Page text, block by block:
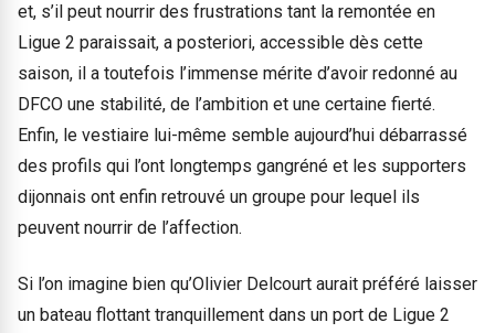
et, s’il peut nourrir des frustrations tant la remontée en
Ligue 2 paraissait, a posteriori, accessible dès cette
saison, il a toutefois l’immense mérite d’avoir redonné au
DFCO une stabilité, de l’ambition et une certaine fierté.
Enfin, le vestiaire lui-même semble aujourd’hui débarrassé
des profils qui l’ont longtemps gangréné et les supporters
dijonnais ont enfin retrouvé un groupe pour lequel ils
peuvent nourrir de l’affection.
Si l’on imagine bien qu’Olivier Delcourt aurait préféré laisser
un bateau flottant tranquillement dans un port de Ligue 2